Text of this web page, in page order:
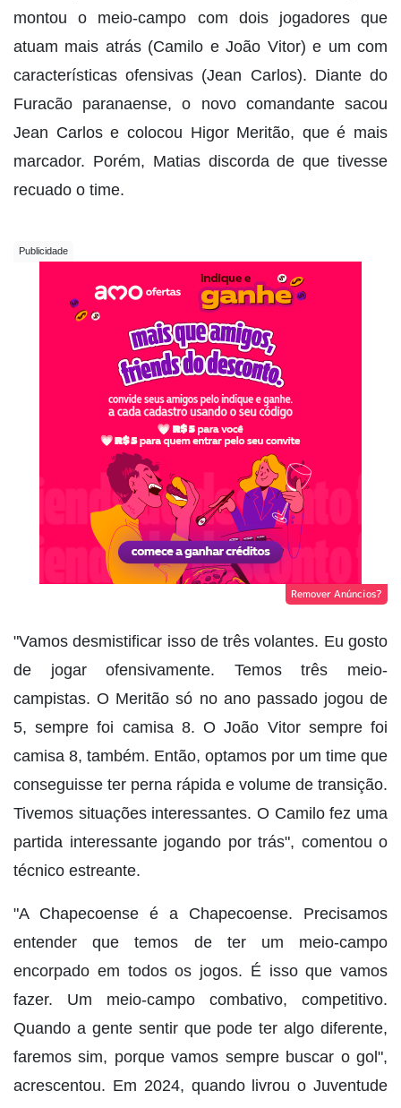
montou o meio-campo com dois jogadores que
atuam mais atrás (Camilo e João Vitor) e um com
características ofensivas (Jean Carlos). Diante do
Furacão paranaense, o novo comandante sacou
Jean Carlos e colocou Higor Meritão, que é mais
marcador. Porém, Matias discorda de que tivesse
recuado o time.
Remover Anúncios?
"Vamos desmistificar isso de três volantes. Eu gosto
de jogar ofensivamente. Temos três meio-
campistas. O Meritão só no ano passado jogou de
5, sempre foi camisa 8. O João Vitor sempre foi
camisa 8, também. Então, optamos por um time que
conseguisse ter perna rápida e volume de transição.
Tivemos situações interessantes. O Camilo fez uma
partida interessante jogando por trás", comentou o
técnico estreante.
"A Chapecoense é a Chapecoense. Precisamos
entender que temos de ter um meio-campo
encorpado em todos os jogos. É isso que vamos
fazer. Um meio-campo combativo, competitivo.
Quando a gente sentir que pode ter algo diferente,
faremos sim, porque vamos sempre buscar o gol",
acrescentou. Em 2024, quando livrou o Juventude